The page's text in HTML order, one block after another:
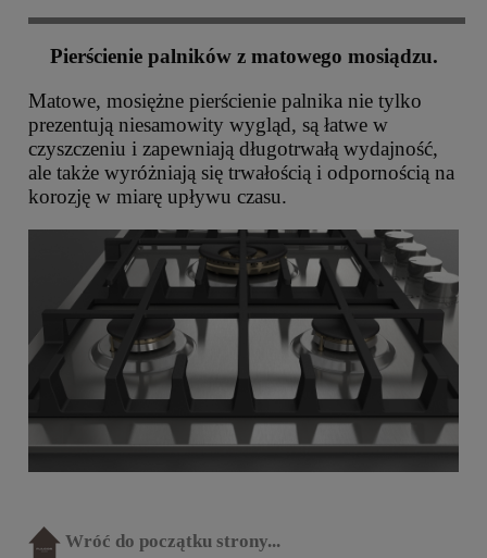
Pierścienie palników z matowego mosiądzu.
Matowe, mosiężne pierścienie palnika nie tylko
prezentują niesamowity wygląd, są łatwe w
czyszczeniu i zapewniają długotrwałą wydajność,
ale także wyróżniają się trwałością i odpornością na
korozję w miarę upływu czasu.
Wróć do początku strony...